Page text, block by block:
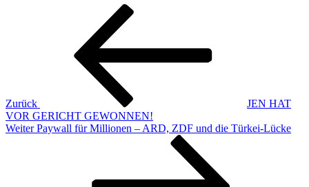
Beitragsnavigation
Zurück
JEN HAT
VOR GERICHT GEWONNEN!
Nächster
Weiter Paywall für Millionen – ARD, ZDF und die Türkei-Lücke